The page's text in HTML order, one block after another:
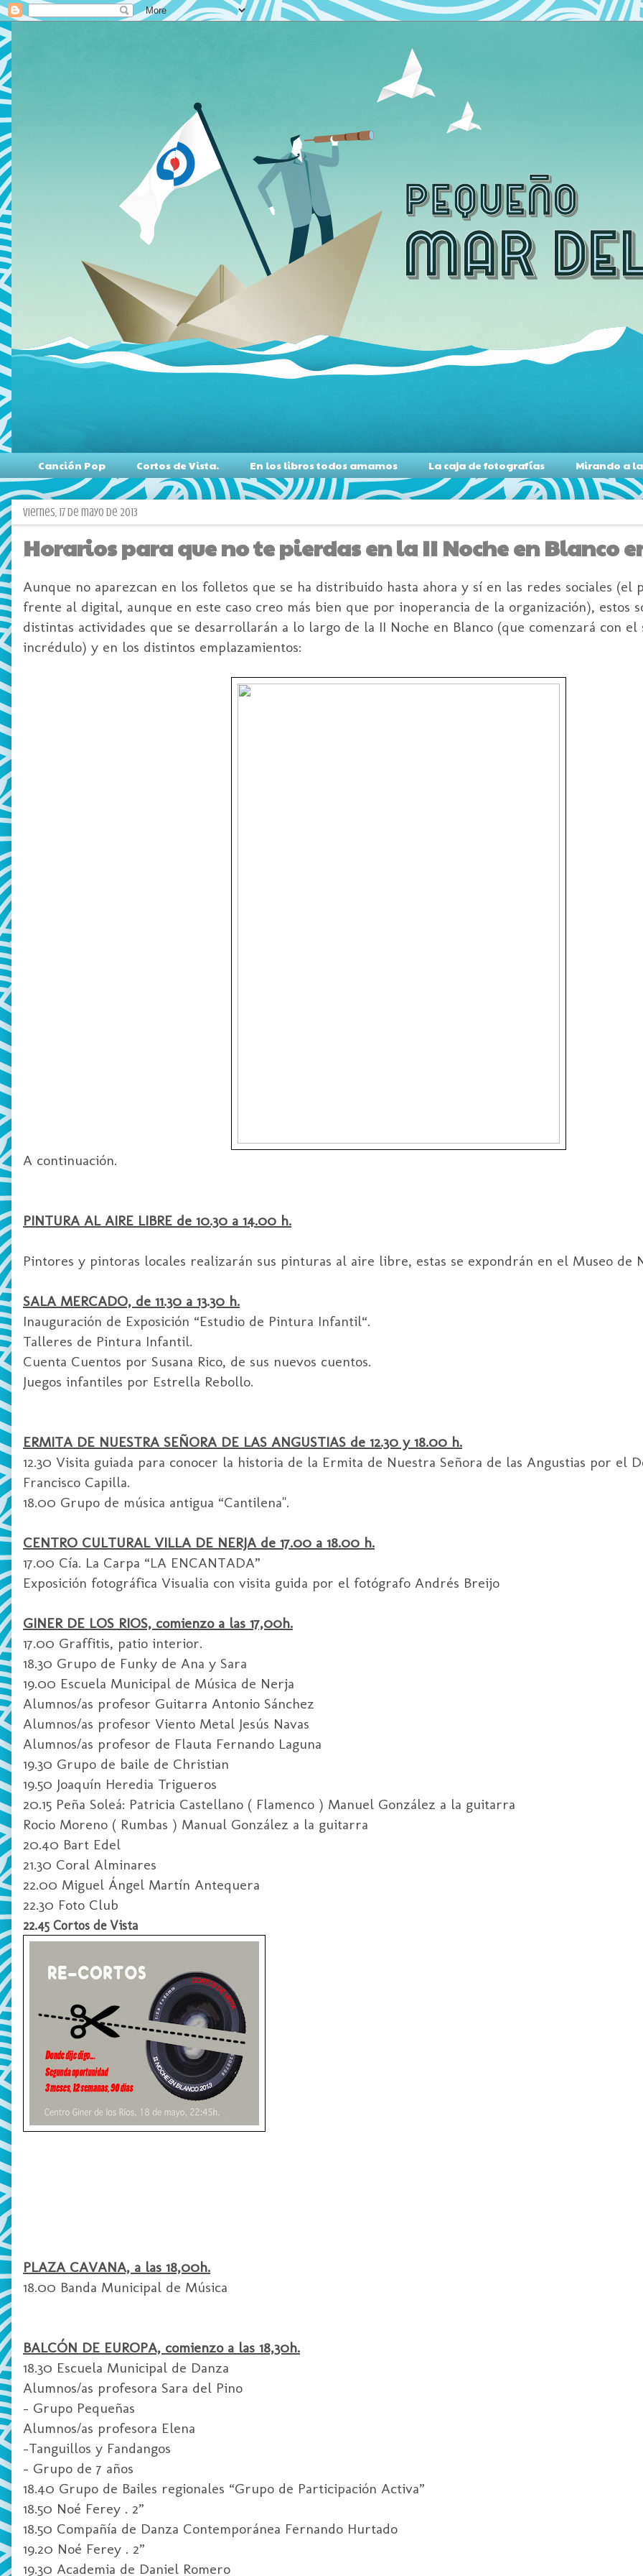
Canción Pop Cortos de Vista. En los libros todos amamos La caja de fotografías Mirando a
viernes, 17 de mayo de 2013
Horarios para que no te pierdas en la II Noche en Blanco
Aunque no aparezcan en los folletos que se ha distribuido hasta ahora y sí en las redes sociales (el
frente al digital, aunque en este caso creo más bien que por inoperancia de la organización), estos
distintas actividades que se desarrollarán a lo largo de la II Noche en Blanco (que comenzará con el
incrédulo) y en los distintos emplazamientos:
A continuación.
PINTURA AL AIRE LIBRE de 10.30 a 14.00 h.
Pintores y pintoras locales realizarán sus pinturas al aire libre, estas se expondrán en el Museo de
SALA MERCADO, de 11.30 a 13.30 h.
Inauguración de Exposición “Estudio de Pintura Infantil“.
Talleres de Pintura Infantil.
Cuenta Cuentos por Susana Rico, de sus nuevos cuentos.
Juegos infantiles por Estrella Rebollo.
ERMITA DE NUESTRA SEÑORA DE LAS ANGUSTIAS de 12.30 y 18.00 h.
12.30 Visita guiada para conocer la historia de la Ermita de Nuestra Señora de las Angustias por el
Francisco Capilla.
18.00 Grupo de música antigua “Cantilena".
CENTRO CULTURAL VILLA DE NERJA de 17.00 a 18.00 h.
17.00 Cía. La Carpa “LA ENCANTADA”
Exposición fotográfica Visualia con visita guida por el fotógrafo Andrés Breijo
GINER DE LOS RIOS, comienzo a las 17,00h.
17.00 Graffitis, patio interior.
18.30 Grupo de Funky de Ana y Sara
19.00 Escuela Municipal de Música de Nerja
Alumnos/as profesor Guitarra Antonio Sánchez
Alumnos/as profesor Viento Metal Jesús Navas
Alumnos/as profesor de Flauta Fernando Laguna
19.30 Grupo de baile de Christian
19.50 Joaquín Heredia Trigueros
20.15 Peña Soleá: Patricia Castellano ( Flamenco ) Manuel González a la guitarra
Rocio Moreno ( Rumbas ) Manual González a la guitarra
20.40 Bart Edel
21.30 Coral Alminares
22.00 Miguel Ángel Martín Antequera
22.30 Foto Club
22.45 Cortos de Vista
PLAZA CAVANA, a las 18,00h.
18.00 Banda Municipal de Música
BALCÓN DE EUROPA, comienzo a las 18,30h.
18.30 Escuela Municipal de Danza
Alumnos/as profesora Sara del Pino
- Grupo Pequeñas
Alumnos/as profesora Elena
-Tanguillos y Fandangos
- Grupo de 7 años
18.40 Grupo de Bailes regionales “Grupo de Participación Activa”
18.50 Noé Ferey . 2”
18.50 Compañía de Danza Contemporánea Fernando Hurtado
19.20 Noé Ferey . 2”
19.30 Academia de Daniel Romero